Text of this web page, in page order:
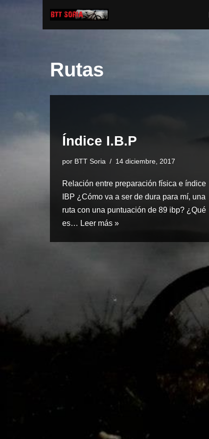
Rutas
Índice I.B.P
por BTT Soria 14 diciembre, 2017
Relación entre preparación física e índice
IBP ¿Cómo va a ser de dura para mí, una
ruta con una puntuación de 89 ibp? ¿Qué
es… Leer más »